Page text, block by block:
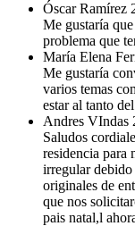
Óscar Ramírez
Me gustaría
problema que
María Elena
Me gustaría
varios temas
estar al tanto
Andres VIndas
Saludos
residencia para
irregular
originales de
que nos
pais natal,l